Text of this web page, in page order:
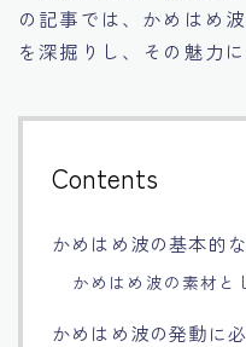
اللغة العربية
の記事では、かめはめ
を深掘りし、その魅力
Contents
かめはめ波の基本的
かめはめ波の素材と
かめはめ波の発動に